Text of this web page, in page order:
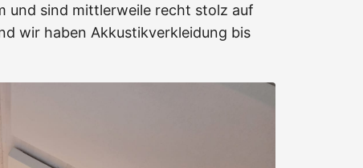
und sind mittlerweile recht stolz auf
wir haben Akkustikverkleidung bis